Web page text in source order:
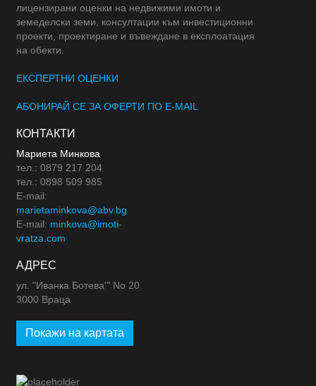
лицензирани оценки на недвижими имоти и
земеделски земи, консултации към инвестиционни
проекти, проектиране и въвеждане в експлоатация
на обекти.
ЕКСПЕРТНИ ОЦЕНКИ
АБОНИРАЙ СЕ ЗА ОФЕРТИ ПО E-MAIL
КОНТАКТИ
Мариета Минкова
тел.: 0879 217 204
тел.: 0898 509 985
E-mail:
marietaminkova@abv.bg
E-mail: minkova@imoti-
vratza.com
АДРЕС
ул. "Иванка Ботева'" No 20
3000 Враца
Покажи на картата